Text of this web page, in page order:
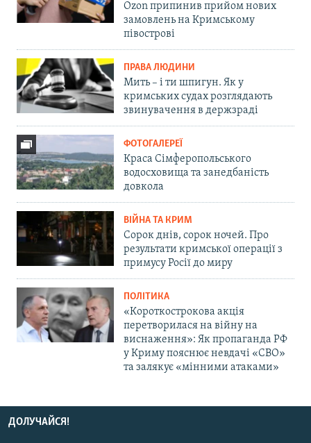
Ozon припинив прийом нових
замовлень на Кримському
півострові
ПРАВА ЛЮДИНИ
Мить – і ти шпигун. Як у
кримських судах розглядають
звинувачення в держзраді
ФОТОГАЛЕРЕЇ
Краса Сімферопольського
водосховища та занедбаність
довкола
ВІЙНА ТА КРИМ
Сорок днів, сорок ночей. Про
результати кримської операції з
примусу Росії до миру
ПОЛІТИКА
«Короткострокова акція
перетворилася на війну на
виснаження»: Як пропаганда РФ
у Криму пояснює невдачі «СВО»
та залякує «мінними атаками»
ДОЛУЧАЙСЯ!